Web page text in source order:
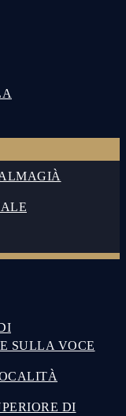
SULLA VOCE
DI